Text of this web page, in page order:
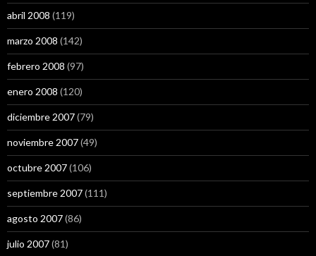
abril 2008 (119)
marzo 2008 (142)
febrero 2008 (97)
enero 2008 (120)
diciembre 2007(79)
noviembre 2007(49)
octubre 2007(106)
septiembre 2007(111)
agosto 2007(86)
julio 2007(81)